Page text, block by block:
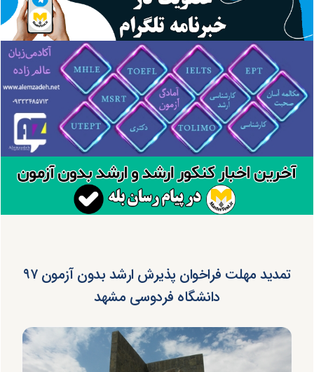
تمدید مهلت فراخوان پذیرش ارشد بدون آزمون ۹۷
دانشگاه فردوسی مشهد